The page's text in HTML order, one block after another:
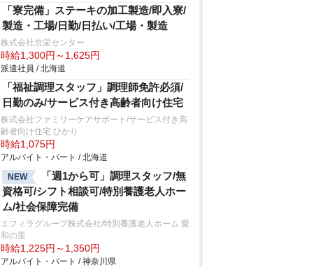
「寮完備」ステーキの加工製造/即入寮/
製造・工場/日勤/日払い/工場・製造
株式会社京栄センター
時給1,300円～1,625円
派遣社員 / 北海道
「福祉調理スタッフ」調理師免許必須/
日勤のみ/サービス付き高齢者向け住宅
株式会社ファミリーケアサポート/サービス付き高
齢者向け住宅 ひかり
時給1,075円
アルバイト・パート / 北海道
NEW
「週1から可」調理スタッフ/無
資格可/シフト相談可/特別養護老人ホー
ム/社会保障完備
エフィラグループ株式会社/特別養護老人ホーム 愛
和の里
時給1,225円～1,350円
アルバイト・パート / 神奈川県